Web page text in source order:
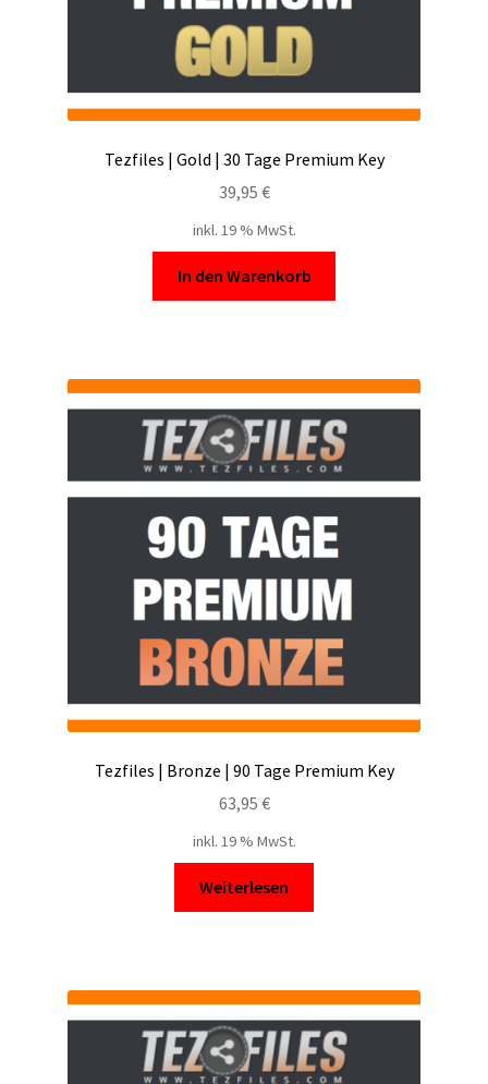
Tezfiles | Gold | 30 Tage Premium Key
39,95 €
inkl. 19 % MwSt.
In den Warenkorb
Tezfiles | Bronze | 90 Tage Premium Key
63,95 €
inkl. 19 % MwSt.
Weiterlesen